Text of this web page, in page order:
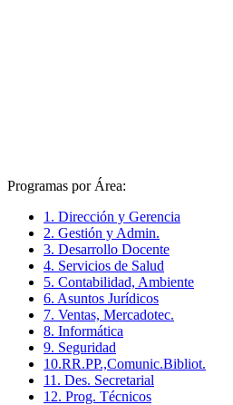
Programas por Área:
1. Dirección y Gerencia
2. Gestión y Admin.
3. Desarrollo Docente
4. Servicios de Salud
5. Contabilidad, Ambiente
6. Asuntos Jurídicos
7. Ventas, Mercadotec.
8. Informática
9. Seguridad
10.RR.PP.,Comunic.Bibliot.
11. Des. Secretarial
12. Prog. Técnicos